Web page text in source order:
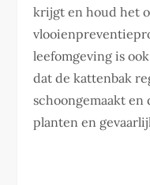
krijgt en houd het
leefomgeving is
dat de kattenbak
schoongemaakt
planten en